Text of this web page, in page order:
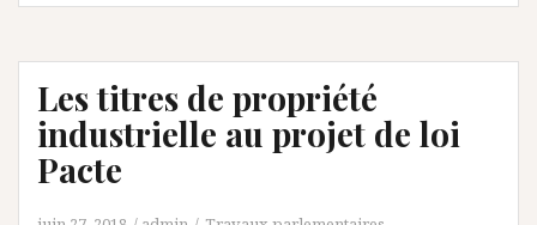
Les titres de propriété
industrielle au projet de loi
Pacte